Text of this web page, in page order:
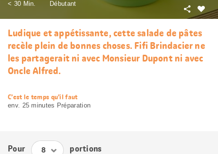
< 30 Min.
Débutant
Partager
Ludique et appétissante, cette salade de pâtes
recèle plein de bonnes choses. Fifi Brindacier ne
les partagerait ni avec Monsieur Dupont ni avec
Oncle Alfred.
web.recipe.accessibilityTitle
C’est le temps qu’il faut
env. 25 minutes Préparation
Pour portions